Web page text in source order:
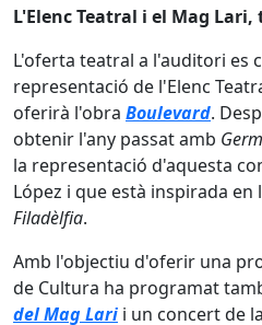
L'Elenc Teatral i el Mag
L'oferta teatral a l'auditori es
representació de l'Elenc
oferirà l'obra Boulevard.
obtenir l'any passat amb
la representació d'aquesta
López i que està inspirada en
Filadèlfia.
Amb l'objectiu d'oferir una
de Cultura ha programat
del Mag Lari i un concert de la